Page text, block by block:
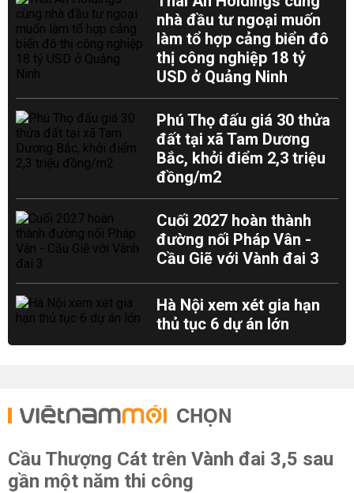
nhà đầu tư ngoại muốn
làm tổ hợp cảng biển đô
thị công nghiệp 18 tỷ
USD ở Quảng Ninh
Phú Thọ đấu giá 30 thửa
đất tại xã Tam Dương
Bắc, khởi điểm 2,3 triệu
đồng/m2
Cuối 2027 hoàn thành
đường nối Pháp Vân -
Cầu Giẽ với Vành đai 3
Hà Nội xem xét gia hạn
thủ tục 6 dự án lớn
CHỌN
Cầu Thượng Cát trên Vành đai 3,5 sau
gần một năm thi công